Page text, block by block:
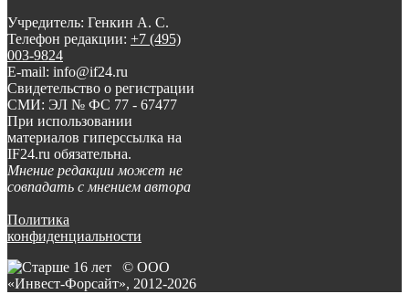
Учредитель: Генкин А. С.
Телефон редакции: +7 (495)
003-9824
E-mail: info@if24.ru
Свидетельство о регистрации
СМИ: ЭЛ № ФС 77 - 67477
При использовании
материалов гиперссылка на
IF24.ru обязательна.
Мнение редакции может не
совпадать с мнением автора
Политика
конфиденциальности
© ООО
«Инвест-Форсайт», 2012-2026